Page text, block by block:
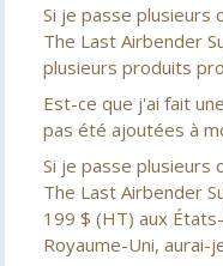
Si je passe plusieurs
The Last Airbender
plusieurs produits
Est-ce que j'ai fait
pas été ajoutées à
Si je passe plusieurs
The Last Airbender
199 $ (HT) aux
Royaume-Uni, aurai-